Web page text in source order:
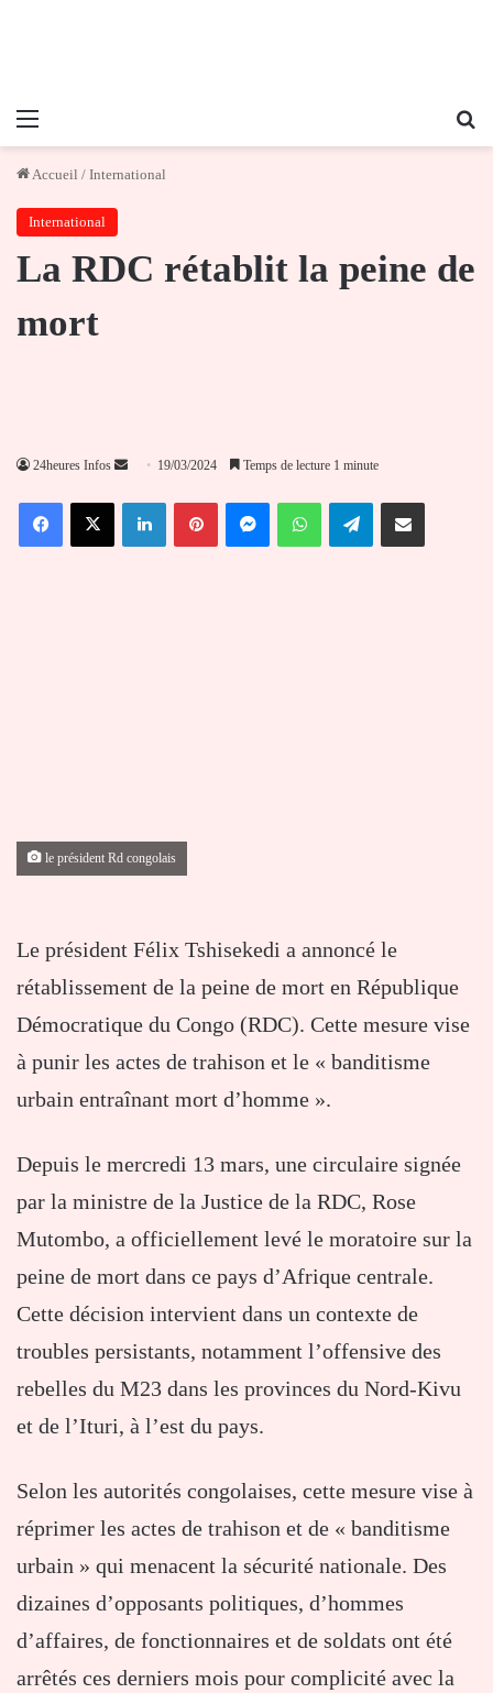
Menu
Accueil / International
International
La RDC rétablit la peine de
mort
24heures Infos
Envoyer
courriel
19/03/2024 Temps de lecture 1 minute
FacebookX LinkedinPinterestMessengerWhatsAppTelegramPartager par email
le président Rd congolais
Le président Félix Tshisekedi a annoncé le
rétablissement de la peine de mort en République
Démocratique du Congo (RDC). Cette mesure vise
à punir les actes de trahison et le « banditisme
urbain entraînant mort d’homme ».
Depuis le mercredi 13 mars, une circulaire signée
par la ministre de la Justice de la RDC, Rose
Mutombo, a officiellement levé le moratoire sur la
peine de mort dans ce pays d’Afrique centrale.
Cette décision intervient dans un contexte de
troubles persistants, notamment l’offensive des
rebelles du M23 dans les provinces du Nord-Kivu
et de l’Ituri, à l’est du pays.
Selon les autorités congolaises, cette mesure vise à
réprimer les actes de trahison et de « banditisme
urbain » qui menacent la sécurité nationale. Des
dizaines d’opposants politiques, d’hommes
d’affaires, de fonctionnaires et de soldats ont été
arrêtés ces derniers mois pour complicité avec la